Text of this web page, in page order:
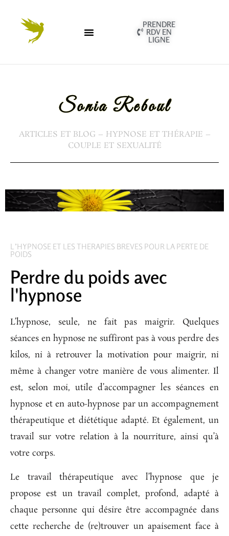
PRENDRE
RDV EN
LIGNE
Sonia Reboul
ARTICLES ET BLOG – HYPNOSE ET THÉRAPIE –
COUPLE ET SEXUALITÉ
L’HYPNOSE ET LES THERAPIES BREVES POUR LA PERTE DE
POIDS
Perdre du poids avec
l'hypnose
L’hypnose, seule, ne fait pas maigrir. Quelques
séances en hypnose ne suffiront pas à vous perdre des
kilos, ni à retrouver la motivation pour maigrir, ni
même à changer votre manière de vous alimenter. Il
est, selon moi, utile d’accompagner les séances en
hypnose et en auto-hypnose par un accompagnement
thérapeutique et diététique adapté. Et également, un
travail sur votre relation à la nourriture, ainsi qu’à
votre corps.
Le travail thérapeutique avec l’hypnose que je
propose est un travail complet, profond, adapté à
chaque personne qui désire être accompagnée dans
cette recherche de (re)trouver un apaisement face à